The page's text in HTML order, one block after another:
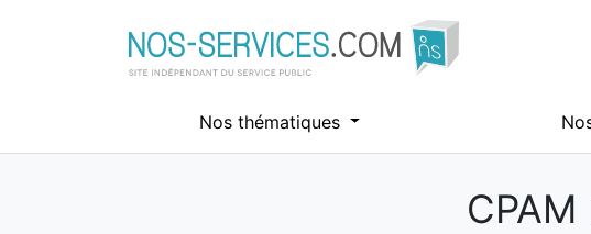
Nos thématiques